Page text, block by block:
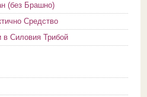
(без Брашно)
Средство
в Силовия Трибой